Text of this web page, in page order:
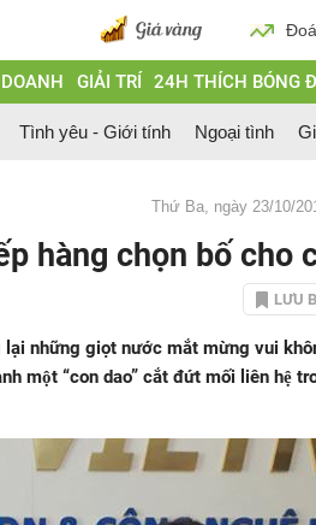
GIẢI TRÍ 24H THÍCH BÓNG
Tình yêu - Giới tính Ngoại tình
Thứ Ba, ngày 23/10/
hàng chọn bố cho
LƯU
những giọt nước mắt mừng vui
một “con dao” cắt đứt mối liên hệ